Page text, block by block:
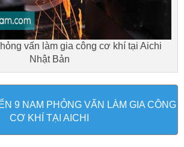
vấn làm gia công cơ khí tại Aichi
Nhật Bản
9 NAM PHỎNG VẤN LÀM GIA CÔNG
CƠ KHÍ TẠI AICHI